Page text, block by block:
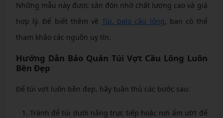
Những mẫu này được săn đón nhờ chất lượng cao và giá
hợp lý. Để biết thêm về Túi, balo cầu lông, bạn có thể
tham khảo các nguồn uy tín.
Hướng Dẫn Bảo Quản Túi Vợt Cầu Lông Luôn
Bền Đẹp
Để túi vợt luôn bền đẹp, hãy tuân thủ các bước sau:
Tránh để túi dưới nắng trực tiếp hoặc nơi ẩm ướt để